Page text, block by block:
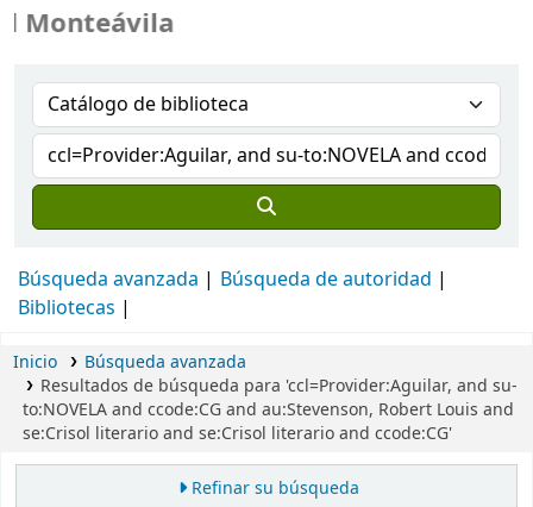
Búsqueda avanzada
Búsqueda de autoridad
Bibliotecas
Inicio
Búsqueda avanzada
Resultados de búsqueda para 'ccl=Provider:Aguilar, and su-
to:NOVELA and ccode:CG and au:Stevenson, Robert Louis and
se:Crisol literario and se:Crisol literario and ccode:CG'
Refinar su búsqueda